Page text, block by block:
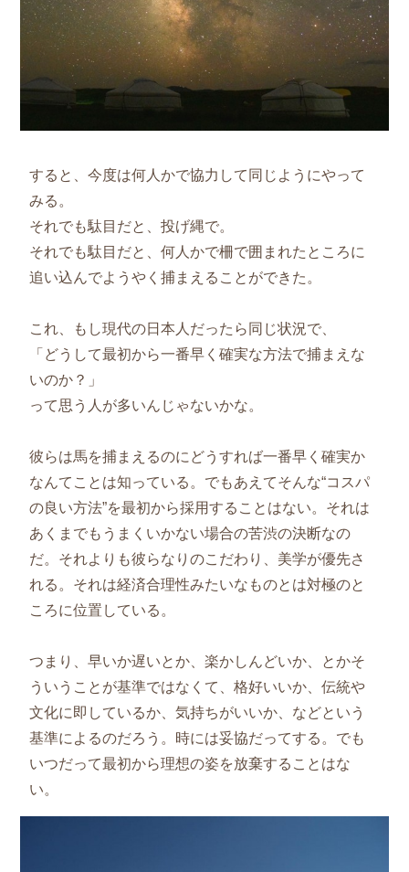
すると、今度は何人かで協力して同じようにやって
みる。
それでも駄目だと、投げ縄で。
それでも駄目だと、何人かで柵で囲まれたところに
追い込んでようやく捕まえることができた。
これ、もし現代の日本人だったら同じ状況で、
「どうして最初から一番早く確実な方法で捕まえな
いのか？」
って思う人が多いんじゃないかな。
彼らは馬を捕まえるのにどうすれば一番早く確実か
なんてことは知っている。でもあえてそんな“コスパ
の良い方法”を最初から採用することはない。それは
あくまでもうまくいかない場合の苦渋の決断なの
だ。それよりも彼らなりのこだわり、美学が優先さ
れる。それは経済合理性みたいなものとは対極のと
ころに位置している。
つまり、早いか遅いとか、楽かしんどいか、とかそ
ういうことが基準ではなくて、格好いいか、伝統や
文化に即しているか、気持ちがいいか、などという
基準によるのだろう。時には妥協だってする。でも
いつだって最初から理想の姿を放棄することはな
い。